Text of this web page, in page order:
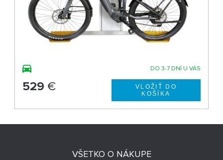
DO 3-7 DNÍ U VÁS
529 €
VŠETKO O NÁKUPE